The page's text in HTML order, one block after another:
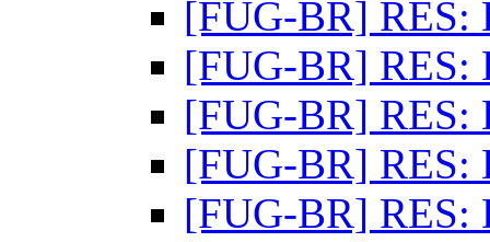
[FUG-BR] RES:
[FUG-BR] RES:
[FUG-BR] RES:
[FUG-BR] RES:
[FUG-BR] RES: